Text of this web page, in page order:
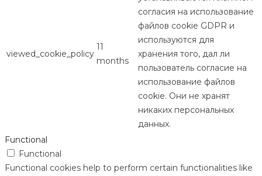
viewed_cookie_policy
11
months
согласия на использование
файлов cookie GDPR и
используются для
хранения того, дал ли
пользователь согласие на
использование файлов
cookie. Они не хранят
никаких персональных
данных.
Functional
Functional
Functional cookies help to perform certain functionalities like